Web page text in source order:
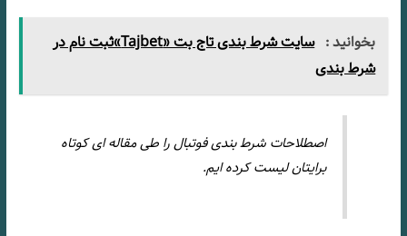
بخوانید :
سایت شرط بندی تاج بت «Tajbet»ثبت نام در
شرط بندی
اصطلاحات شرط بندی فوتبال را طی مقاله ای کوتاه
برایتان لیست کرده ایم.